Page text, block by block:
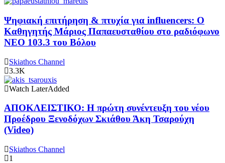
Ψηφιακή επιτήρηση & πτυχία για influencers: Ο
Καθηγητής Μάριος Παπαευσταθίου στο ραδιόφωνο
NEO 103.3 του Βόλου
Skiathos Channel
3.3K
Watch LaterAdded
ΑΠΟΚΛΕΙΣΤΙΚΟ: Η πρώτη συνέντευξη του νέου
Προέδρου Ξενοδόχων Σκιάθου Άκη Τσαρούχη
(Video)
Skiathos Channel
1